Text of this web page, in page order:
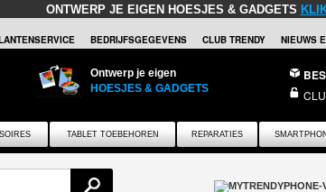
ONTWERP JE EIGEN HOESJES & GADGETS
BEDRIJFSGEGEVENS CLUB TRENDY NIEUWS
Ontwerp je eigen
HOESJES & GADGETS
TABLET TOEBEHOREN REPARATIES